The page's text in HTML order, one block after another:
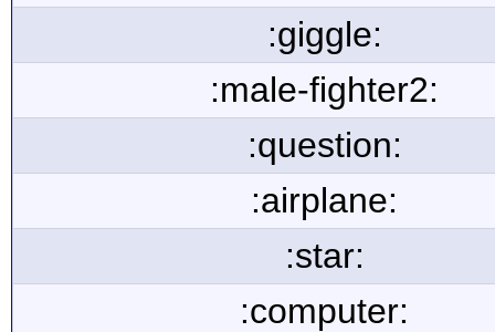
:giggle:
:male-fighter2:
:question:
:airplane:
:star:
:computer: